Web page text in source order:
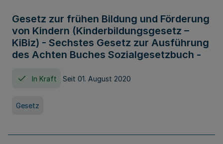
Gesetz zur frühen Bildung und Förderung
von Kindern (Kinderbildungsgesetz –
KiBiz) - Sechstes Gesetz zur Ausführung
des Achten Buches Sozialgesetzbuch -
In Kraft Seit 01. August 2020
Gesetz